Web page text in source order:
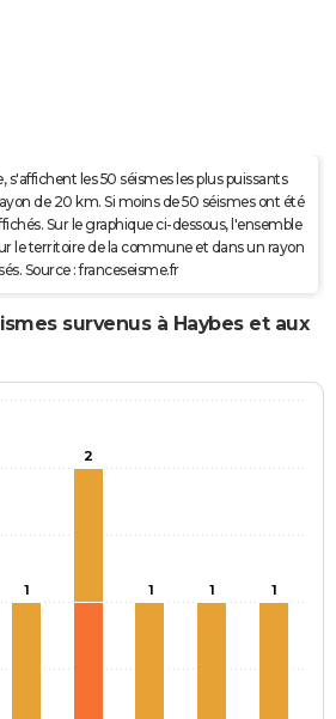
s'affichent les 50 séismes les plus puissants
de 20 km. Si moins de 50 séismes ont été
Sur le graphique ci-dessous, l'ensemble
le territoire de la commune et dans un rayon
Source : franceseisme.fr
survenus à Haybes et aux
1
2
1 1 1